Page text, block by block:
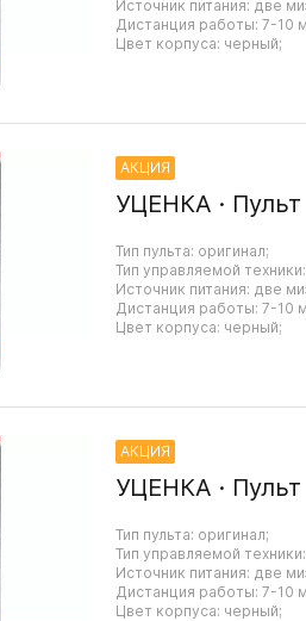
Источник питания: две
Дистанция работы: 7-10
Цвет корпуса: черный;
АКЦИЯ
УЦЕНКА ·
Тип пульта: оригинал;
Тип управляемой
Источник питания: две
Дистанция работы: 7-10
Цвет корпуса: черный;
АКЦИЯ
УЦЕНКА ·
Тип пульта: оригинал;
Тип управляемой
Источник питания: две
Дистанция работы: 7-10
Цвет корпуса: черный;